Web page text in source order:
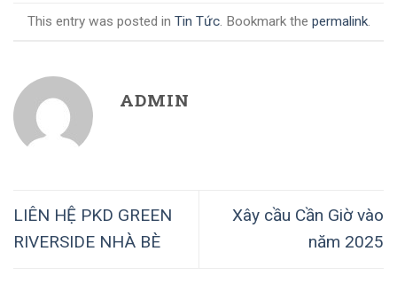
This entry was posted in Tin Tức. Bookmark the permalink.
ADMIN
LIÊN HỆ PKD GREEN
RIVERSIDE NHÀ BÈ
Xây cầu Cần Giờ vào
năm 2025